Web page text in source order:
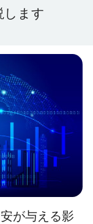
します
が与える影